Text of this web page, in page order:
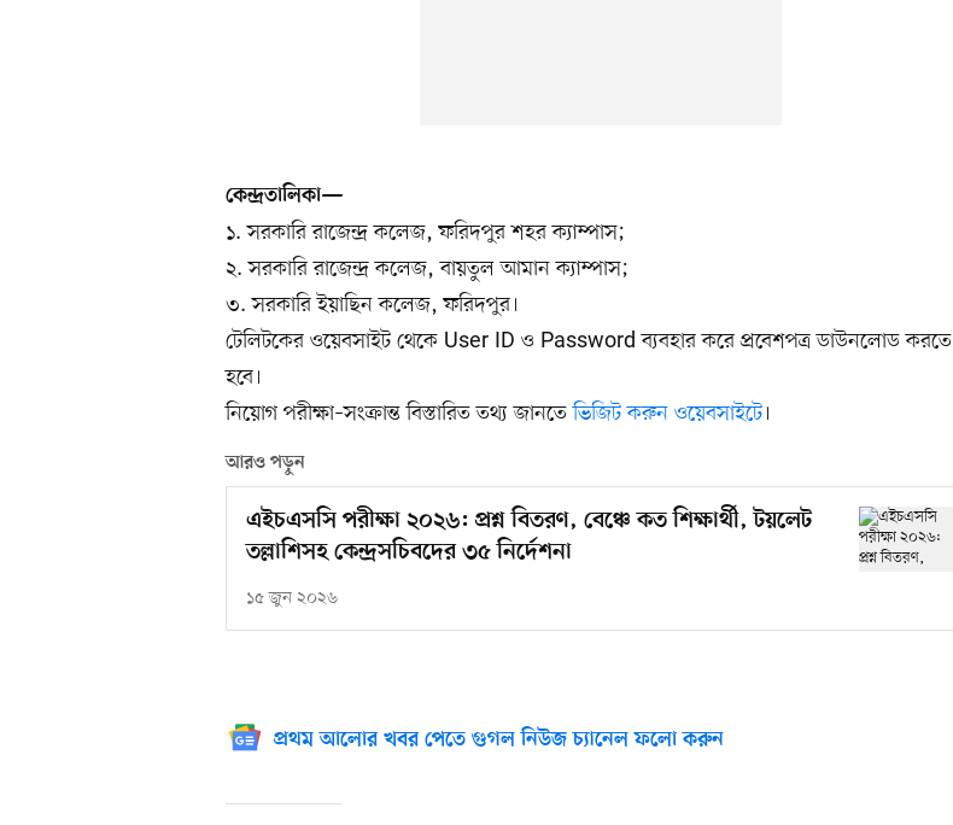
কেন্দ্রতালিকা—
১. সরকারি রাজেন্দ্র কলেজ, ফরিদপুর শহর ক্যাম্পাস;
২. সরকারি রাজেন্দ্র কলেজ, বায়তুল আমান ক্যাম্পাস;
৩. সরকারি ইয়াছিন কলেজ, ফরিদপুর।
টেলিটকের ওয়েবসাইট থেকে User ID ও Password ব্যবহার করে প্রবেশপত্র ডাউনলোড করতে
হবে।
নিয়োগ পরীক্ষা–সংক্রান্ত বিস্তারিত তথ্য জানতেভিজিট করুন ওয়েবসাইটে।
আরও পড়ুন
এইচএসসি পরীক্ষা ২০২৬: প্রশ্ন বিতরণ, বেঞ্চে কত শিক্ষার্থী, টয়লেট
তল্লাশিসহ কেন্দ্রসচিবদের ৩৫ নির্দেশনা
১৫ জুন ২০২৬
প্রথম আলোর খবর পেতে গুগল নিউজ চ্যানেল ফলো করুন